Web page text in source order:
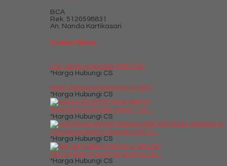
BCA
Rek. 5120598831
An. Nanda Kartikasari
Produk Pilihan
Laci dorong Indachi DMD 252
*Harga Hubungi CS
Kursi Tunggu Chairman VC 530
*Harga Hubungi CS
Kursi kantor Donati Voxer 1 AL....
*Harga Hubungi CS
Jual Kursi Kantor Rakuda 345 D....
*Harga Hubungi CS
Spring Bed Trendy Grand Lux Uk....
*Harga Hubungi CS